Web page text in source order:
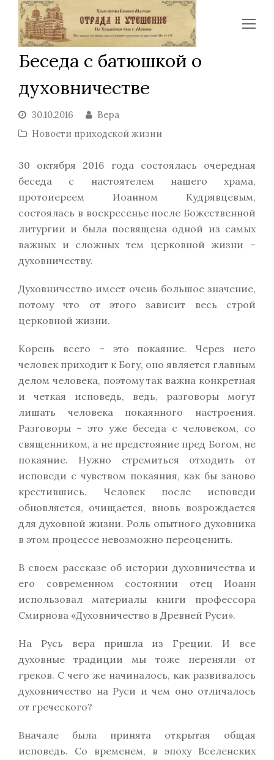
Беседа с батюшкой о
духовничестве
30.10.2016
Вера
Новости приходской жизни
30 октября 2016 года состоялась очередная
беседа с настоятелем нашего храма,
протоиереем Иоанном Кудрявцевым,
состоялась в воскресенье после Божественной
литургии и была посвящена одной из самых
важных и сложных тем церковной жизни –
духовничеству.
Духовничество имеет очень большое значение,
потому что от этого зависит весь строй
церковной жизни.
Корень всего – это покаяние. Через него
человек приходит к Богу, оно является главным
делом человека, поэтому так важна конкретная
и четкая исповедь, ведь, разговоры могут
лишать человека покаянного настроения.
Разговоры – это уже беседа с человеком, со
священником, а не предстояние пред Богом, не
покаяние. Нужно стремиться отходить от
исповеди с чувством покаяния, как бы заново
крестившись. Человек после исповеди
обновляется, очищается, вновь возрождается
для духовной жизни. Роль опытного духовника
в этом процессе невозможно переоценить.
В своем рассказе об истории духовничества и
его современном состоянии отец Иоанн
использовал материалы книги профессора
Смирнова «Духовничество в Древней Руси».
На Русь вера пришла из Греции. И все
духовные традиции мы тоже переняли от
греков. С чего же начиналось, как развивалось
духовничество на Руси и чем оно отличалось
от греческого?
Вначале была принята открытая общая
исповедь. Со временем, в эпоху Вселенских